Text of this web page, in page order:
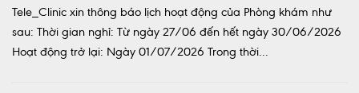
Tele_Clinic xin thông báo lịch hoạt động của Phòng khám như
sau: Thời gian nghỉ: Từ ngày 27/06 đến hết ngày 30/06/2026
Hoạt động trở lại: Ngày 01/07/2026 Trong thời...